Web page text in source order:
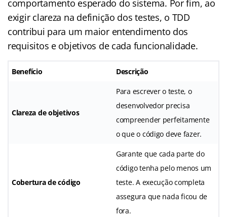
comportamento esperado do sistema. Por fim, ao
exigir clareza na definição dos testes, o TDD
contribui para um maior entendimento dos
requisitos e objetivos de cada funcionalidade.
Benefício Descrição
Clareza de objetivos
Para escrever o teste, o
desenvolvedor precisa
compreender perfeitamente
o que o código deve fazer.
Cobertura de código
Garante que cada parte do
código tenha pelo menos um
teste. A execução completa
assegura que nada ficou de
fora.